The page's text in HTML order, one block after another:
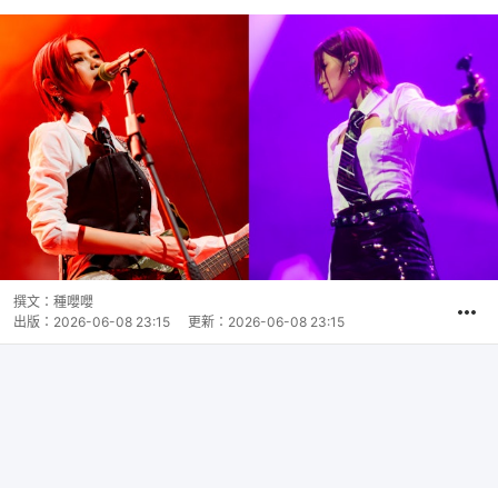
撰文： 種嚶嚶
出版： 2026-06-08 23:15 更新： 2026-06-08 23:15